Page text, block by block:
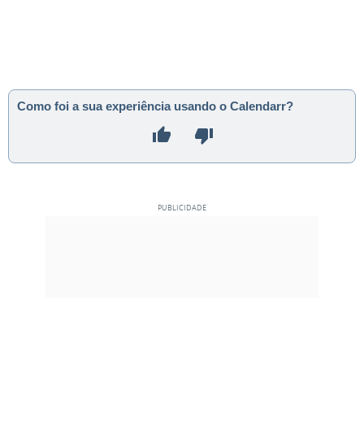
Como foi a sua experiência usando o Calendarr?